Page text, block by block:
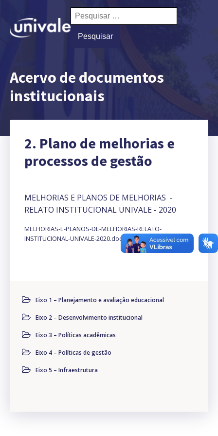
Pesquisar
por:
Acervo de documentos
institucionais
2. Plano de melhorias e
processos de gestão
MELHORIAS E PLANOS DE MELHORIAS -
RELATO INSTITUCIONAL UNIVALE - 2020
MELHORIAS-E-PLANOS-DE-MELHORIAS-RELATO-
INSTITUCIONAL-UNIVALE-2020.docx
Baixar
Eixo 1 – Planejamento e avaliação educacional
Eixo 2 – Desenvolvimento institucional
Eixo 3 – Políticas acadêmicas
Eixo 4 – Políticas de gestão
Eixo 5 – Infraestrutura